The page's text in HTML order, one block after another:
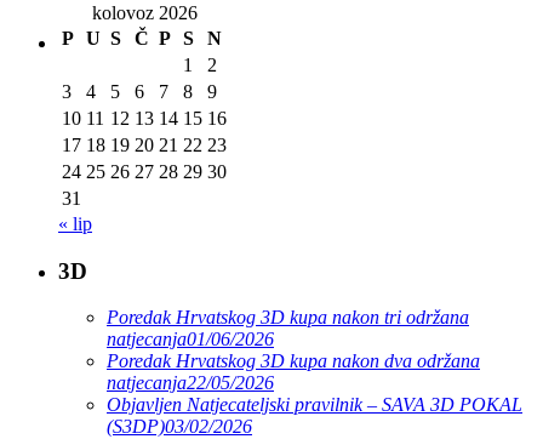
kolovoz 2026
P U S Č P S
N
1
2
3
4 5 6 7 8
9
10 11 12 13 14 15 16
17 18 19 20 21 22 23
24 25 26 27 28 29 30
31
« lip
3D
Poredak Hrvatskog 3D kupa nakon tri održana
natjecanja01/06/2026
Poredak Hrvatskog 3D kupa nakon dva održana
natjecanja22/05/2026
Objavljen Natjecateljski pravilnik – SAVA 3D POKAL
(S3DP)03/02/2026